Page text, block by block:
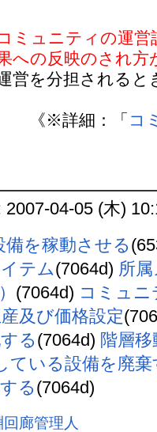
ミュニティの運
への反映のされ方
営を分担される
《※詳細：「 コ
2007-04-05 (木)
備を稼動させる
テム(7064d) 所
(7064d) コミュニ
及び価格設定
る (7064d) 階層移
ている設備を廃
る (7064d)
廊管理人